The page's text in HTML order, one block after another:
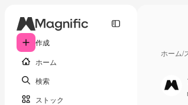
作成
ホーム
検索
ストック
ホーム/